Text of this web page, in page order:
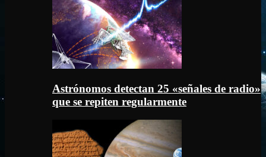
Astrónomos detectan 25 «señales de radio»
que se repiten regularmente